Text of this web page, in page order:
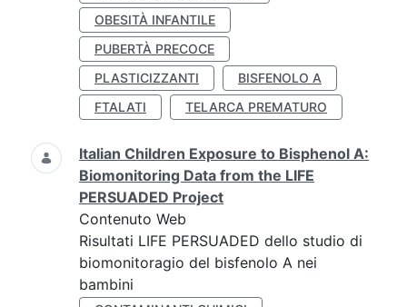
OBESITÀ INFANTILE
PUBERTÀ PRECOCE
PLASTICIZZANTI
BISFENOLO A
FTALATI
TELARCA PREMATURO
Italian Children Exposure to Bisphenol A:
Biomonitoring Data from the LIFE
PERSUADED Project
Contenuto Web
Risultati LIFE PERSUADED dello studio di
biomonitoragio del bisfenolo A nei
bambini